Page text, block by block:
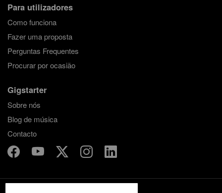
Para utilizadores
Como funciona
Fazer uma proposta
Perguntas Frequentes
Procurar por ocasião
Gigstarter
Sobre nós
Blog de música
Contacto